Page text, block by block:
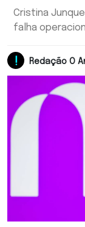
Cristina
falha
Redação O